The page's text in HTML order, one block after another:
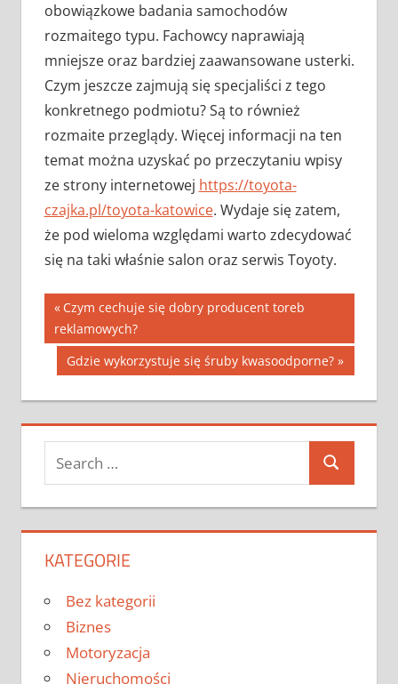
obowiązkowe badania samochodów
rozmaitego typu. Fachowcy naprawiają
mniejsze oraz bardziej zaawansowane usterki.
Czym jeszcze zajmują się specjaliści z tego
konkretnego podmiotu? Są to również
rozmaite przeglądy. Więcej informacji na ten
temat można uzyskać po przeczytaniu wpisy
ze strony internetowej https://toyota-
czajka.pl/toyota-katowice. Wydaje się zatem,
że pod wieloma względami warto zdecydować
się na taki właśnie salon oraz serwis Toyoty.
Nawigacja
wpisu
Previous
Post:
Czym cechuje się dobry producent toreb
reklamowych?
Next
Post:
Gdzie wykorzystuje się śruby kwasoodporne?
Search
for:
Search
KATEGORIE
Bez kategorii
Biznes
Motoryzacja
Nieruchomości